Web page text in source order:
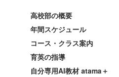
高校部の概要
年間スケジュール
コース・クラス案内
育英の指導
自分専用AI教材 atama＋